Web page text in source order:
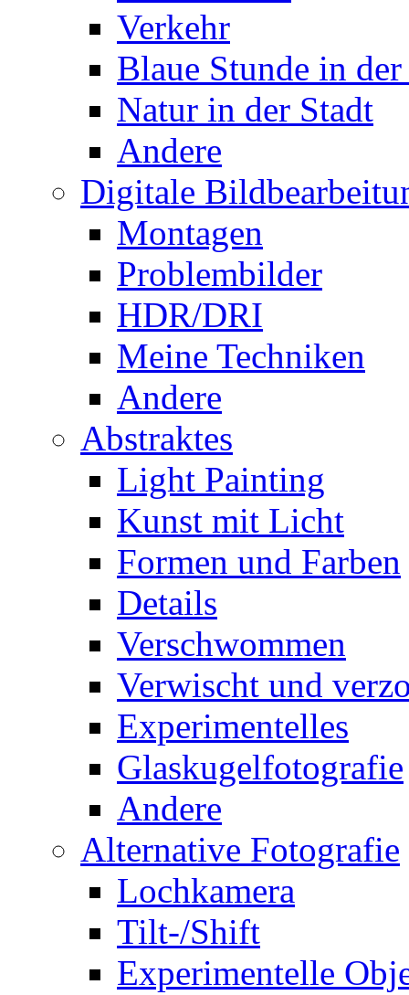
Verkehr
Blaue Stunde in
Natur in der Stadt
Andere
Digitale
Montagen
Problembilder
HDR/DRI
Meine Techniken
Andere
Abstraktes
Light Painting
Kunst mit Licht
Formen und Farben
Details
Verschwommen
Verwischt und
Experimentelles
Glaskugelfotografie
Andere
Alternative Fotografie
Lochkamera
Tilt-/Shift
Experimentelle